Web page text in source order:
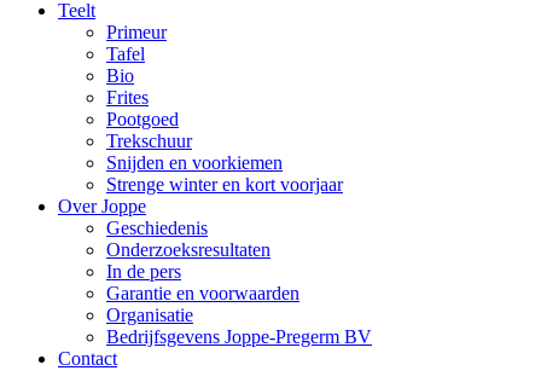
Teelt
Primeur
Tafel
Bio
Frites
Pootgoed
Trekschuur
Snijden en voorkiemen
Strenge winter en kort voorjaar
Over Joppe
Geschiedenis
Onderzoeksresultaten
In de pers
Garantie en voorwaarden
Organisatie
Bedrijfsgevens Joppe-Pregerm BV
Contact